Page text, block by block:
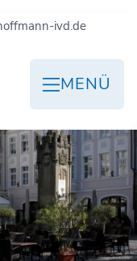
ivd.de
MENÜ